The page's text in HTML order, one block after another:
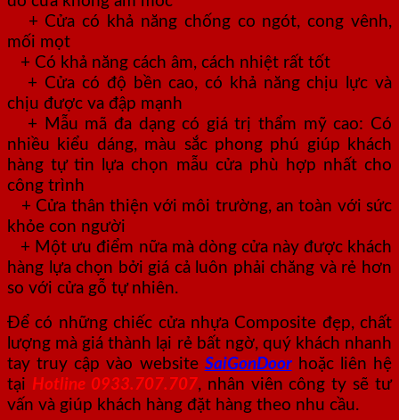
+ Cửa có khả năng chống co ngót, cong vênh,
mối mọt
+ Có khả năng cách âm, cách nhiệt rất tốt
+ Cửa có độ bền cao, có khả năng chịu lực và
chịu được va đập mạnh
+ Mẫu mã đa dạng có giá trị thẩm mỹ cao: Có
nhiều kiểu dáng, màu sắc phong phú giúp khách
hàng tự tin lựa chọn mẫu cửa phù hợp nhất cho
công trình
+ Cửa thân thiện với môi trường, an toàn với sức
khỏe con người
+ Một ưu điểm nữa mà dòng cửa này được khách
hàng lựa chọn bởi giá cả luôn phải chăng và rẻ hơn
so với cửa gỗ tự nhiên.
Để có những chiếc cửa nhựa Composite đẹp, chất
lượng mà giá thành lại rẻ bất ngờ, quý khách nhanh
tay truy cập vào website SaiGonDoorhoặc liên hệ
tại Hotline 0933.707.707, nhân viên công ty sẽ tư
vấn và giúp khách hàng đặt hàng theo nhu cầu.